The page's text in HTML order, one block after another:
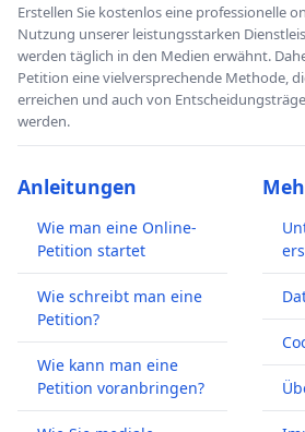
Erstellen Sie kostenlos eine professionelle
Nutzung unserer leistungsstarken
werden täglich in den Medien erwähnt.
Petition eine vielversprechende Methode,
erreichen und auch von
werden.
Anleitungen
Wie man eine Online-
Petition startet
Wie schreibt man eine
Petition?
Wie kann man eine
Petition voranbringen?